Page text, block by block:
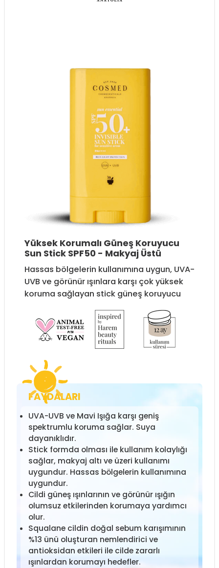
Yüksek Korumalı Güneş Koruyucu
Sun Stick SPF50 - Makyaj Üstü
Hassas bölgelerin kullanımına uygun, UVA-
UVB ve görünür ışınlara karşı çok yüksek
koruma sağlayan stick güneş koruyucu
FAYDALARI
UVA-UVB ve Mavi Işığa karşı geniş
spektrumlu koruma sağlar. Suya
dayanıklıdır.
Stick formda olması ile kullanım kolaylığı
sağlar, makyaj altı ve üzeri kullanımı
uygundur. Hassas bölgelerin kullanımına
uygundur.
Cildi güneş ışınlarının ve görünür ışığın
olumsuz etkilerinden korumaya yardımcı
olur.
Squalane cildin doğal sebum karışımının
%13 ünü oluşturan nemlendirici ve
antioksidan etkileri ile cilde zararlı
ışınlardan korumayı hedefler.